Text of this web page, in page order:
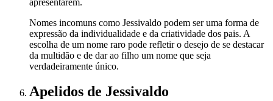
Nomes incomuns como Jessivaldo podem ser uma forma de
expressão da individualidade e da criatividade dos pais. A
escolha de um nome raro pode refletir o desejo de se destacar
da multidão e de dar ao filho um nome que seja
verdadeiramente único.
Apelidos de Jessivaldo